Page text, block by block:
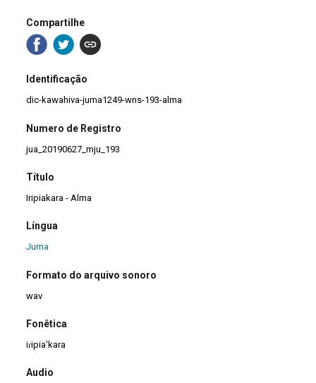
Compartilhe
Identificação
dic-kawahiva-juma1249-wns-193-alma
Numero de Registro
jua_20190627_mju_193
Título
Iripiakara - Alma
Língua
Juma
Formato do arquivo sonoro
wav
Fonêtica
iɾipia'kara
Audio